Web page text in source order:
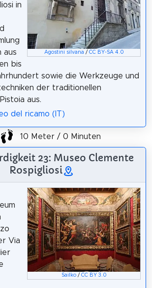
Agostini silvana / CC BY-SA 4.0
in
aus
bis
sowie die Werkzeuge und
der traditionellen
aus.
del ricamo (IT)
10 Meter / 0 Minuten
23: Museo Clemente
Rospigliosi
Sailko/ CC BY 3.0
Via